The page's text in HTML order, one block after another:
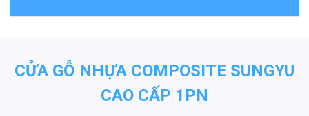
CỬA GỖ NHỰA COMPOSITE SUNGYU
CAO CẤP 1PN